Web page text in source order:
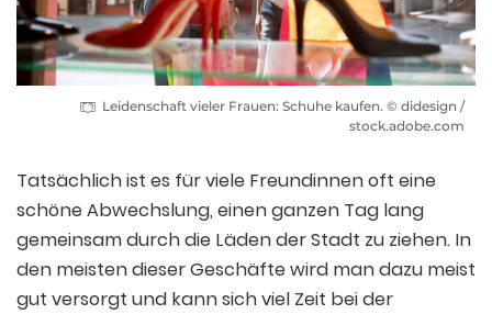
Leidenschaft vieler Frauen: Schuhe kaufen. © didesign /
stock.adobe.com
Tatsächlich ist es für viele Freundinnen oft eine
schöne Abwechslung, einen ganzen Tag lang
gemeinsam durch die Läden der Stadt zu ziehen. In
den meisten dieser Geschäfte wird man dazu meist
gut versorgt und kann sich viel Zeit bei der